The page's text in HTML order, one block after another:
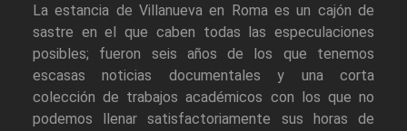
La estancia de Villanueva en Roma es un cajón de
sastre en el que caben todas las especulaciones
posibles; fueron seis años de los que tenemos
escasas noticias documentales y una corta
colección de trabajos académicos con los que no
podemos llenar satisfactoriamente sus horas de